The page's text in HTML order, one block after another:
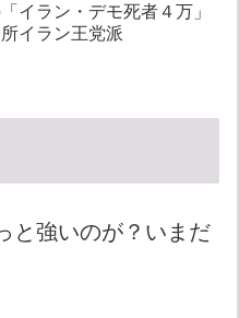
イラン・デモ死者４万」
イラン王党派
と強いのが？いまだ